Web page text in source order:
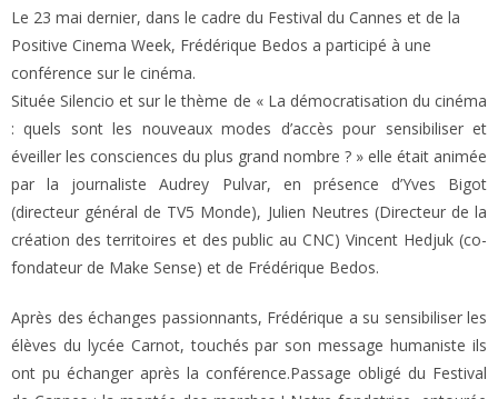
Le 23 mai dernier, dans le cadre du Festival du Cannes et de la
Positive Cinema Week, Frédérique Bedos a participé à une
conférence sur le cinéma.
Située Silencio et sur le thème de « La démocratisation du cinéma
: quels sont les nouveaux modes d’accès pour sensibiliser et
éveiller les consciences du plus grand nombre ? » elle était animée
par la journaliste Audrey Pulvar, en présence d’Yves Bigot
(directeur général de TV5 Monde), Julien Neutres (Directeur de la
création des territoires et des public au CNC) Vincent Hedjuk (co-
fondateur de Make Sense) et de Frédérique Bedos.
Après des échanges passionnants, Frédérique a su sensibiliser les
élèves du lycée Carnot, touchés par son message humaniste ils
ont pu échanger après la conférence.Passage obligé du Festival